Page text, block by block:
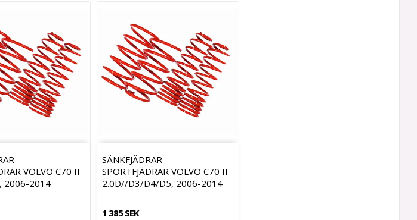
-
VOLVO C70 II
2006-2014
SÄNKFJÄDRAR -
SPORTFJÄDRAR VOLVO C70 II
2.0D//D3/D4/D5, 2006-2014
1 385 SEK